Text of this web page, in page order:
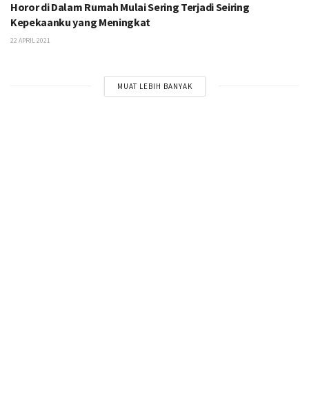
Horor di Dalam Rumah Mulai Sering Terjadi Seiring
Kepekaanku yang Meningkat
22 APRIL 2021
MUAT LEBIH BANYAK